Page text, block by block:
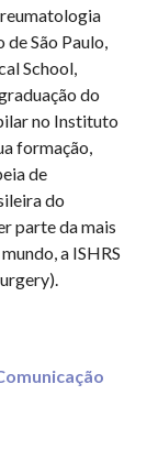
São Paulo,
School,
do
no Instituto
formação,
de
do
parte da mais
a ISHRS